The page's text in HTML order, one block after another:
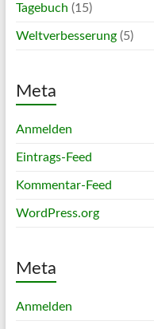
Tagebuch (15)
Weltverbesserung(5)
Meta
Anmelden
Eintrags-Feed
Kommentar-Feed
WordPress.org
Meta
Anmelden